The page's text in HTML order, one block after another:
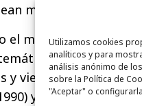
Utilizamos cookies
analíticos y para
análisis anónimo de
sobre la Política de
"Aceptar" o
mágicas”.
el mundo pueden
de todo el
y viendo clásicos
y nuevos